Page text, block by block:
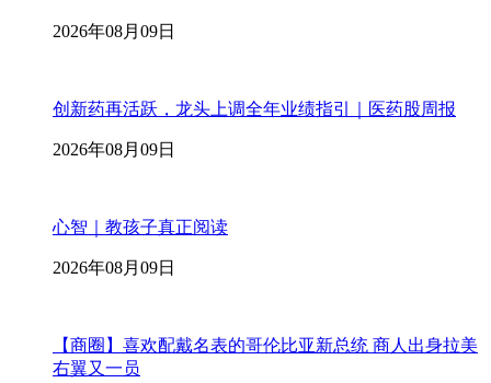
2026年08月09日
创新药再活跃，龙头上调全年业绩指引｜医药股周报
2026年08月09日
心智｜教孩子真正阅读
2026年08月09日
【商圈】喜欢配戴名表的哥伦比亚新总统 商人出身拉美
右翼又一员